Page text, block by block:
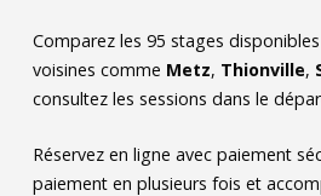
Comparez les 95 stages
voisines comme Metz, Thionville,
consultez les sessions dans le
Réservez en ligne avec paiement
paiement en plusieurs fois et